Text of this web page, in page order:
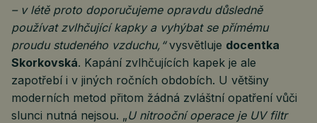
– v létě proto doporučujeme opravdu důsledně
používat zvlhčující kapky a vyhýbat se přímému
proudu studeného vzduchu,“vysvětluje docentka
Skorkovská. Kapání zvlhčujících kapek je ale
zapotřebí i v jiných ročních obdobích. U většiny
moderních metod přitom žádná zvláštní opatření vůči
slunci nutná nejsou. „U nitrooční operace je UV filtr